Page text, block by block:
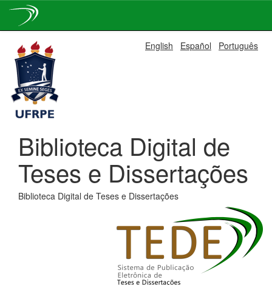
navigation
English Español Português
Biblioteca Digital de
Teses e Dissertações
Biblioteca Digital de Teses e Dissertações